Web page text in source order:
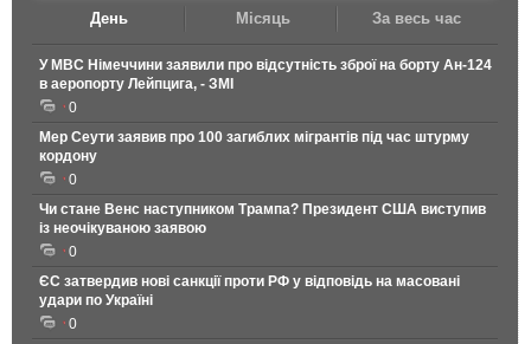
День Місяць За весь час
У МВС Німеччини заявили про відсутність зброї на борту Ан-124
в аеропорту Лейпцига, - ЗМІ
0
Мер Сеути заявив про 100 загиблих мігрантів під час штурму
кордону
0
Чи стане Венс наступником Трампа? Президент США виступив
із неочікуваною заявою
0
ЄС затвердив нові санкції проти РФ у відповідь на масовані
удари по Україні
0